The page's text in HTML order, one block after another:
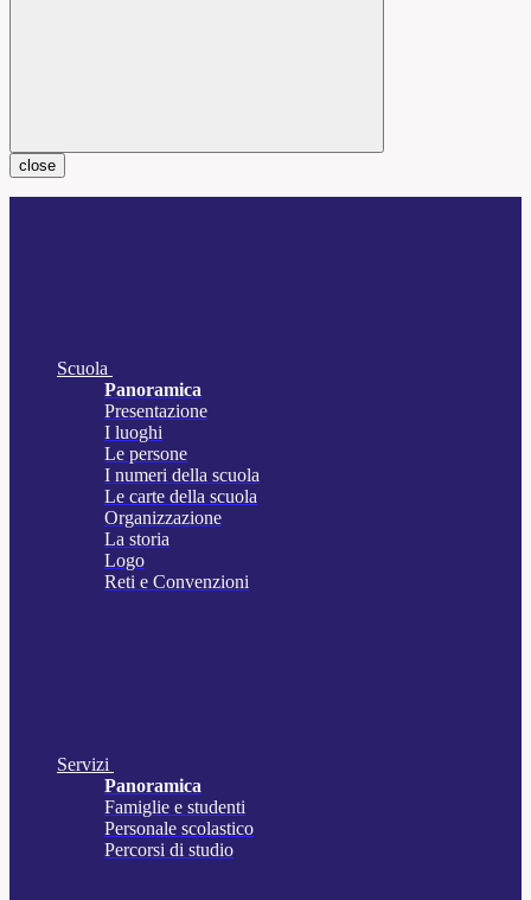
close
Scuola
Panoramica
Presentazione
I luoghi
Le persone
I numeri della scuola
Le carte della scuola
Organizzazione
La storia
Logo
Reti e Convenzioni
Servizi
Panoramica
Famiglie e studenti
Personale scolastico
Percorsi di studio